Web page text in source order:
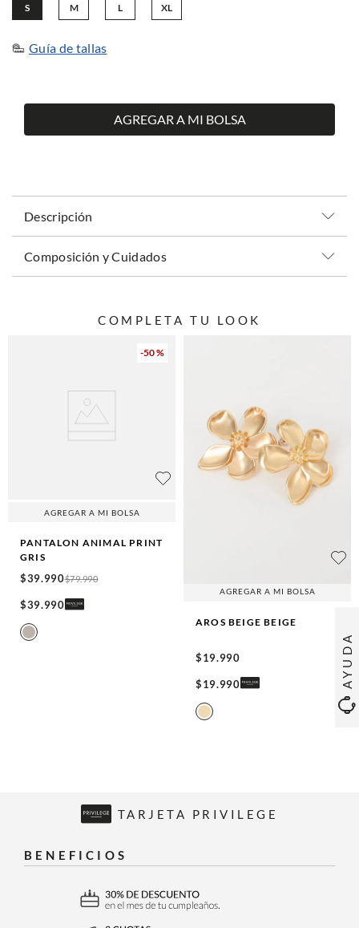
AYUDA
L
M
S XL
Guía de tallas
AGREGAR A MI BOLSA
Descripción
Composición y Cuidados
COMPLETA TU LOOK
-50 %
AGREGAR A MI BOLSA
PANTALON ANIMAL PRINT
GRIS
$39.990$79.990
$39.990
AGREGAR A MI BOLSA
AROS BEIGE BEIGE
$19.990
$19.990
TARJETA PRIVILEGE
BENEFICIOS